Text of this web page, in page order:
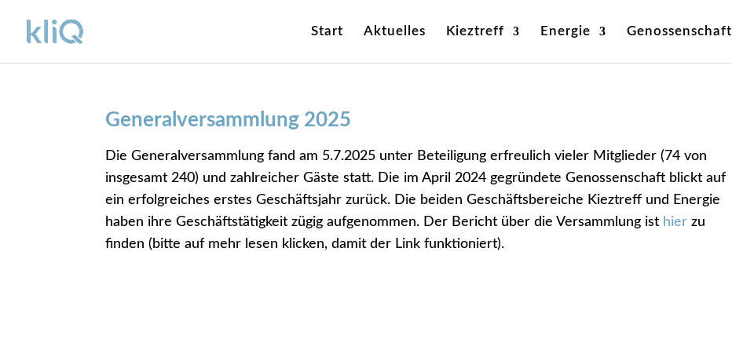
Start Aktuelles Kieztreff Energie Genossenschaft
Generalversammlung 2025
Die Generalversammlung fand am 5.7.2025 unter Beteiligung erfreulich vieler Mitglieder (74 von
insgesamt 240) und zahlreicher Gäste statt. Die im April 2024 gegründete Genossenschaft blickt auf
ein erfolgreiches erstes Geschäftsjahr zurück. Die beiden Geschäftsbereiche Kieztreff und Energie
haben ihre Geschäftstätigkeit zügig aufgenommen. Der Bericht über die Versammlung ist hier zu
finden (bitteauf mehr lesen klicken, damit der Link funktioniert).